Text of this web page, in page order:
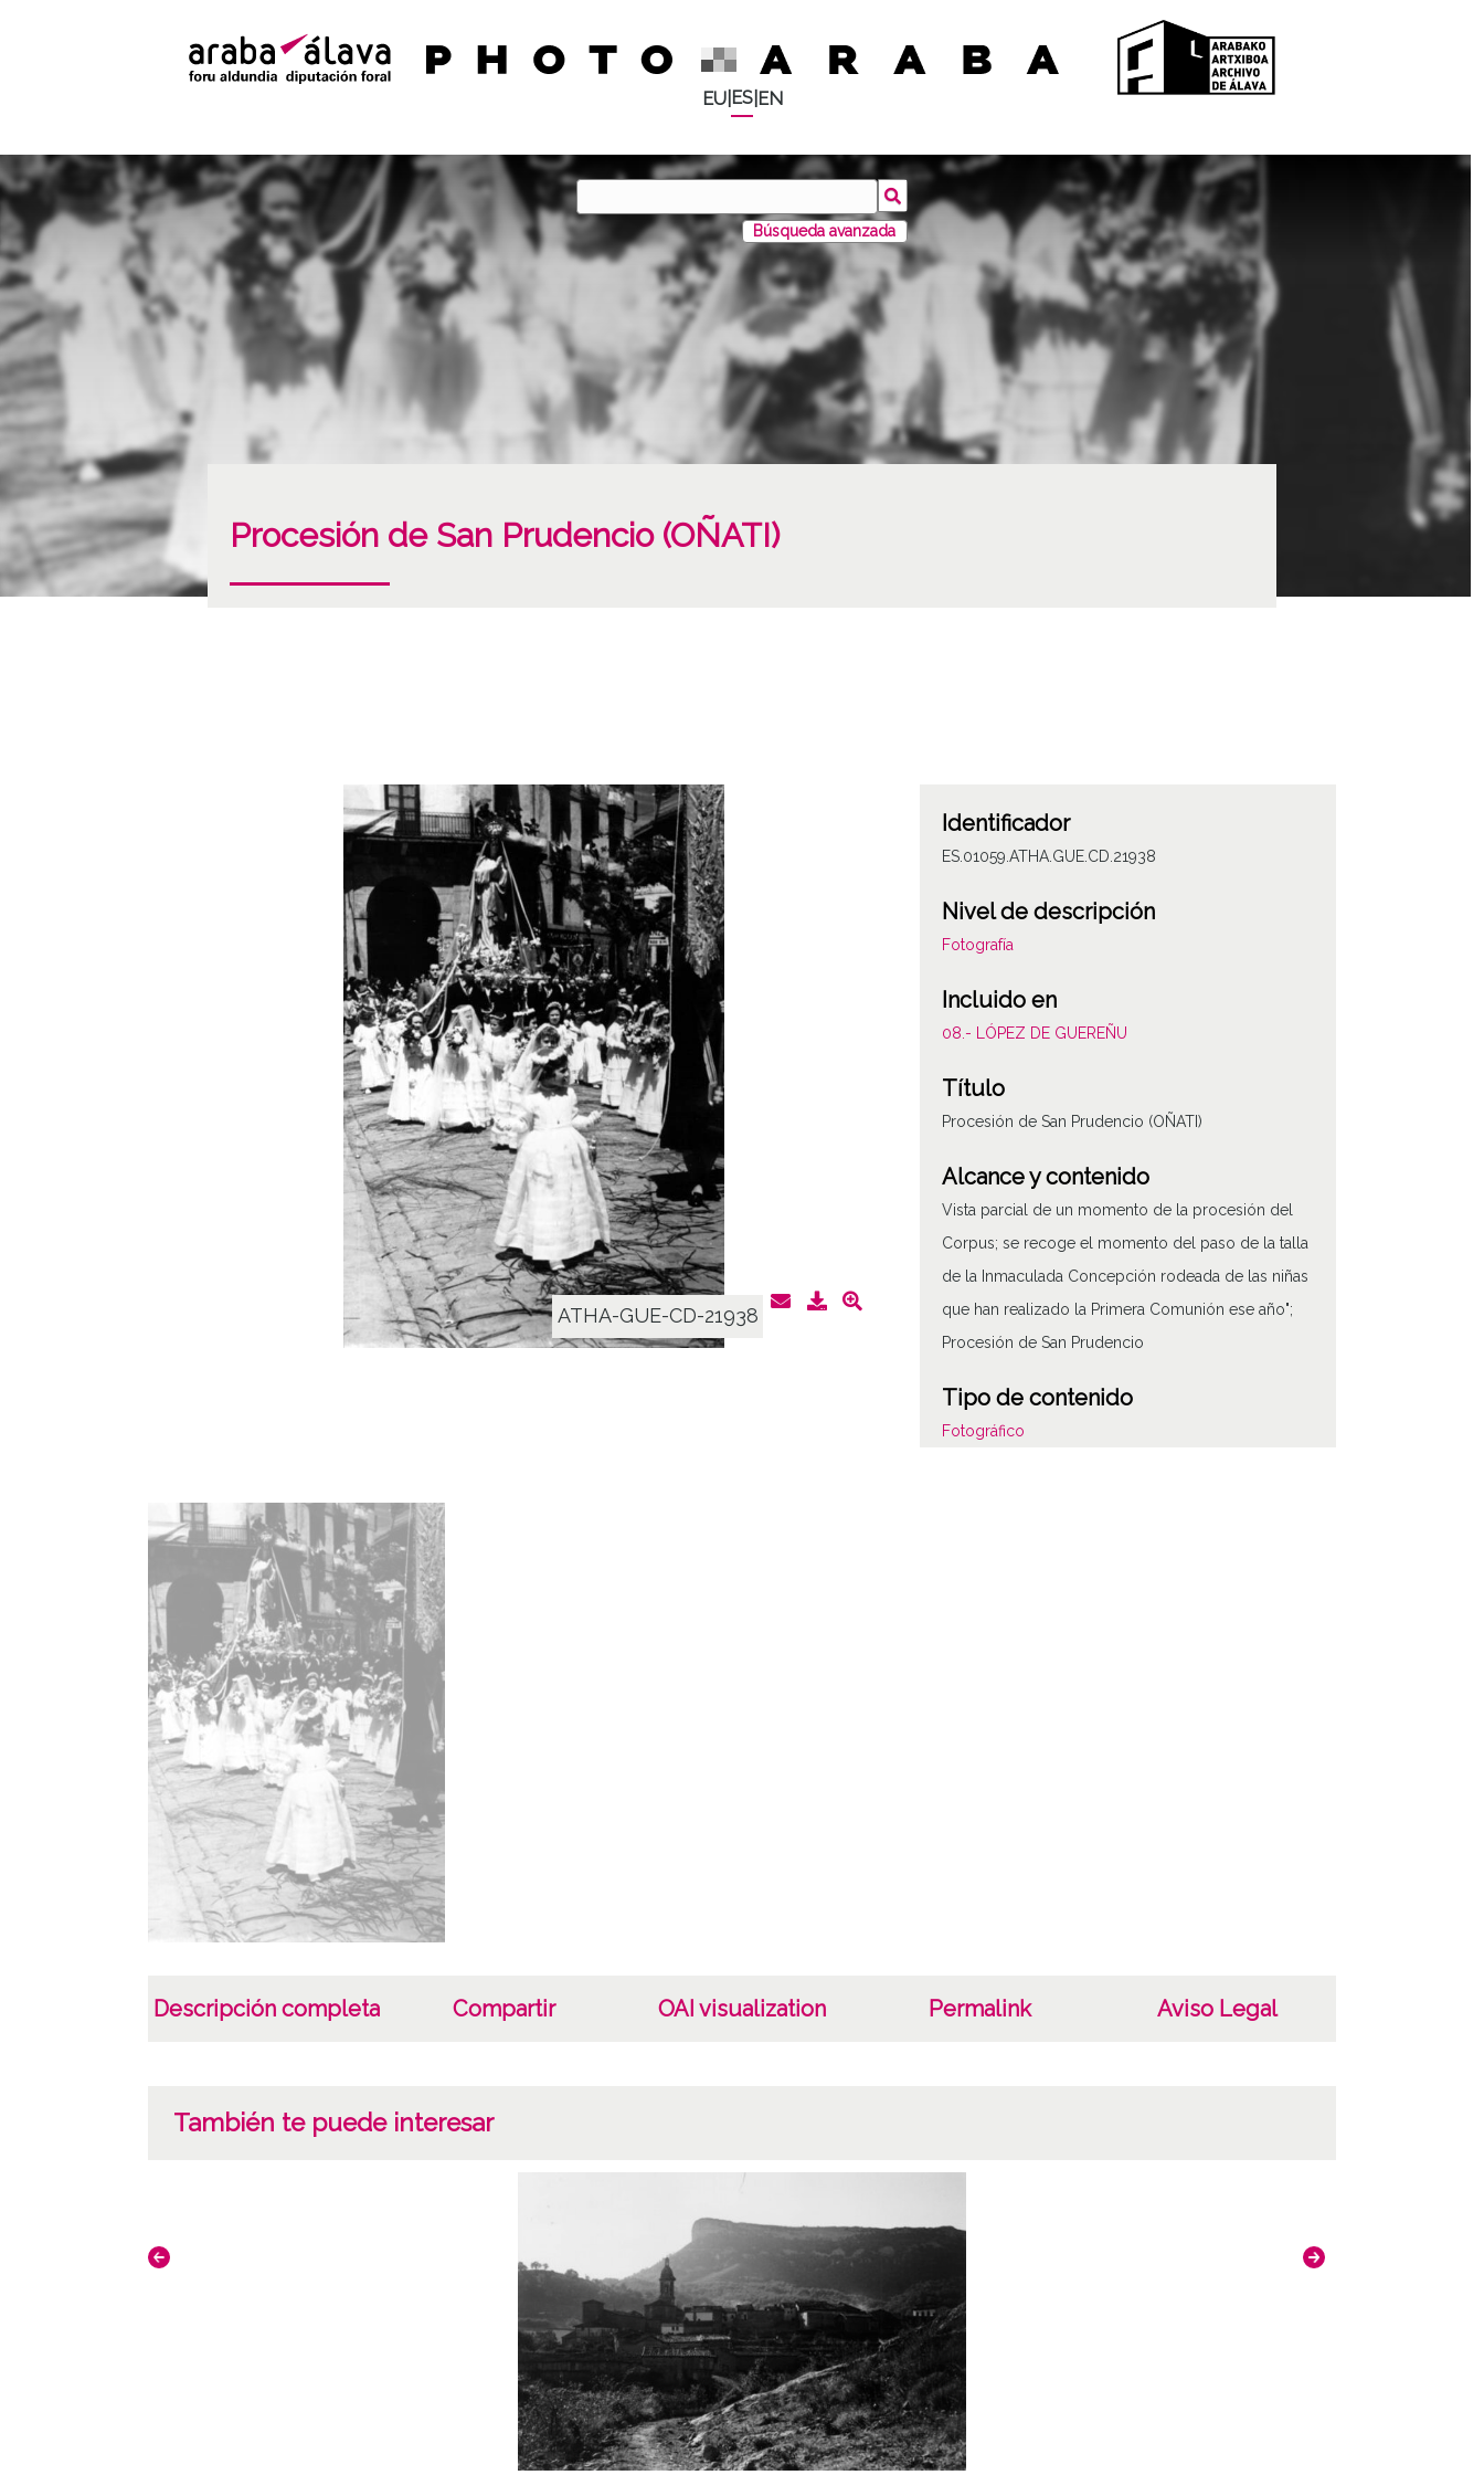
EU| ES| EN
Búsqueda avanzada
Procesión de San Prudencio (OÑATI)
ATHA-GUE-CD-21938
Identificador
ES.01059.ATHA.GUE.CD.21938
Nivel de descripción
Fotografía
Incluido en
08.- LÓPEZ DE GUEREÑU
Título
Procesión de San Prudencio (OÑATI)
Alcance y contenido
Vista parcial de un momento de la procesión del
Corpus; se recoge el momento del paso de la talla
de la Inmaculada Concepción rodeada de las niñas
que han realizado la Primera Comunión ese año";
Procesión de San Prudencio
Tipo de contenido
Fotográfico
Descripción completa Compartir OAI visualization Permalink Aviso Legal
También te puede interesar